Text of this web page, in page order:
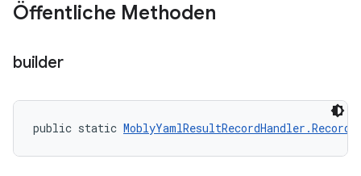
Öffentliche Methoden
builder
public static